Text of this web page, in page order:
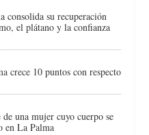
consolida su recuperación
el plátano y la confianza
crece 10 puntos con respecto
una mujer cuyo cuerpo se
en La Palma